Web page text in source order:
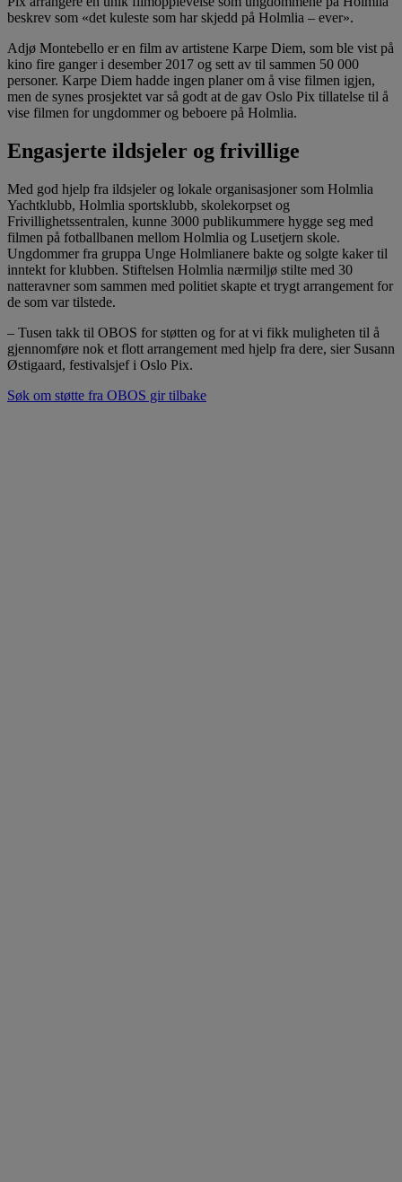
beskrev som «det kuleste som har skjedd på Holmlia – ever».
Adjø Montebello er en film av artistene Karpe Diem, som ble vist på
kino fire ganger i desember 2017 og sett av til sammen 50 000
personer. Karpe Diem hadde ingen planer om å vise filmen igjen,
men de synes prosjektet var så godt at de gav Oslo Pix tillatelse til å
vise filmen for ungdommer og beboere på Holmlia.
Engasjerte ildsjeler og frivillige
Med god hjelp fra ildsjeler og lokale organisasjoner som Holmlia
Yachtklubb, Holmlia sportsklubb, skolekorpset og
Frivillighetssentralen, kunne 3000 publikummere hygge seg med
filmen på fotballbanen mellom Holmlia og Lusetjern skole.
Ungdommer fra gruppa Unge Holmlianere bakte og solgte kaker til
inntekt for klubben. Stiftelsen Holmlia nærmiljø stilte med 30
natteravner som sammen med politiet skapte et trygt arrangement for
de som var tilstede.
– Tusen takk til OBOS for støtten og for at vi fikk muligheten til å
gjennomføre nok et flott arrangement med hjelp fra dere, sier Susann
Østigaard, festivalsjef i Oslo Pix.
Søk om støtte fra OBOS gir tilbake